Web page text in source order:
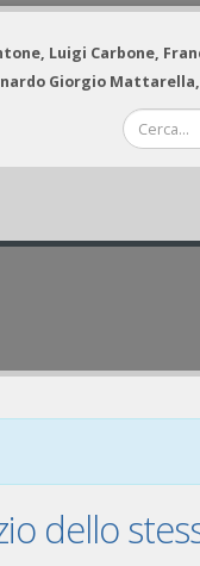
Luigi Carbone,
Giorgio Mattarella,
dello